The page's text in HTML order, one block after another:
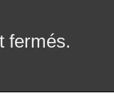
fermés.